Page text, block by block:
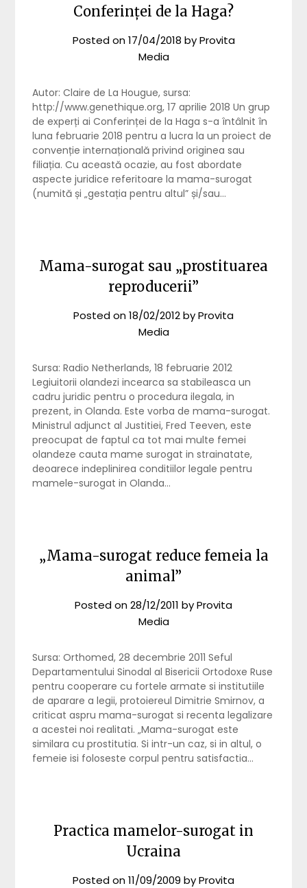
Conferinței de la Haga?
Posted on17/04/2018 byProvita
Media
Autor: Claire de La Hougue, sursa:
http://www.genethique.org, 17 aprilie 2018 Un grup
de experți ai Conferinței de la Haga s-a întâlnit în
luna februarie 2018 pentru a lucra la un proiect de
convenție internațională privind originea sau
filiația. Cu această ocazie, au fost abordate
aspecte juridice referitoare la mama-surogat
(numită și „gestația pentru altul” și/sau…
Mama-surogat sau „prostituarea
reproducerii”
Posted on18/02/2012byProvita
Media
Sursa: Radio Netherlands, 18 februarie 2012
Legiuitorii olandezi incearca sa stabileasca un
cadru juridic pentru o procedura ilegala, in
prezent, in Olanda. Este vorba de mama-surogat.
Ministrul adjunct al Justitiei, Fred Teeven, este
preocupat de faptul ca tot mai multe femei
olandeze cauta mame surogat in strainatate,
deoarece indeplinirea conditiilor legale pentru
mamele-surogat in Olanda…
„Mama-surogat reduce femeia la
animal”
Posted on28/12/2011 byProvita
Media
Sursa: Orthomed, 28 decembrie 2011 Seful
Departamentului Sinodal al Bisericii Ortodoxe Ruse
pentru cooperare cu fortele armate si institutiile
de aparare a legii, protoiereul Dimitrie Smirnov, a
criticat aspru mama-surogat si recenta legalizare
a acestei noi realitati. „Mama-surogat este
similara cu prostitutia. Si intr-un caz, si in altul, o
femeie isi foloseste corpul pentru satisfactia…
Practica mamelor-surogat in
Ucraina
Posted on11/09/2009 byProvita